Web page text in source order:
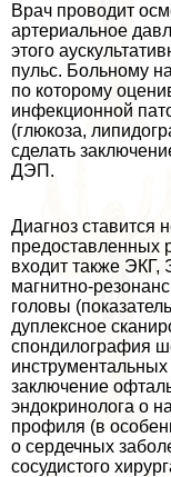
Врач проводит
артериальное
этого
пульс. Больному
по которому
инфекционной
(глюкоза,
сделать
ДЭП.
Диагноз ставится
предоставленных
входит также
магнитно-
головы
дуплексное
спондилография
заключение
эндокринолога о
профиля (в
о сердечных
сосудистого